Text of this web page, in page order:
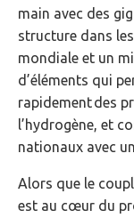
main avec des
structure dans
mondiale et un
d’éléments qui
rapidement des
l’hydrogène, et
nationaux avec
Alors que le
est au cœur du